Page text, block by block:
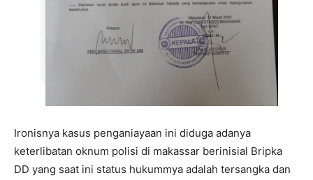
Ironisnya kasus penganiayaan ini diduga adanya
keterlibatan oknum polisi di makassar berinisial Bripka
DD yang saat ini status hukummya adalah tersangka dan